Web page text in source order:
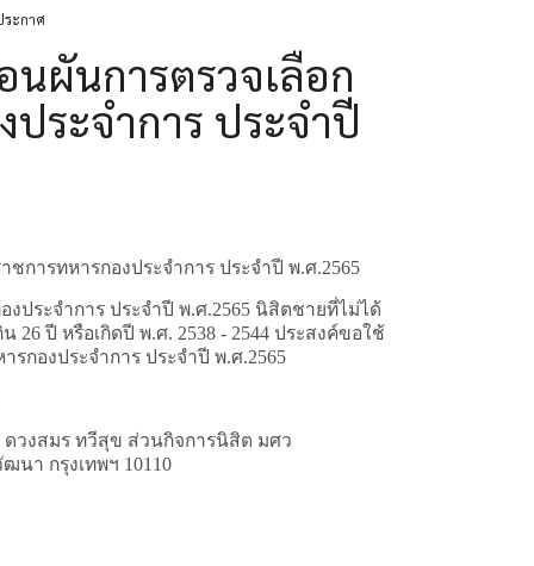
ระกาศ
นผันการตรวจเลือก
ประจำการ ประจำปี
ชการทหารกองประจำการ ประจำปี พ.ศ.2565
ประจำการ ประจำปี พ.ศ.2565 นิสิตชายที่ไม่ได้
26 ปี หรือเกิดปี พ.ศ. 2538 - 2544 ประสงค์ขอใช้
กองประจำการ ประจำปี พ.ศ.2565
ดวงสมร ทวีสุข ส่วนกิจการนิสิต มศว
นา กรุงเทพฯ 10110